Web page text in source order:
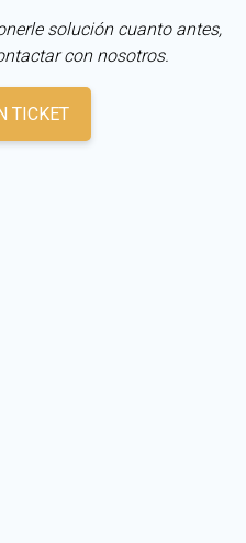
solución cuanto antes,
con nosotros.
TICKET